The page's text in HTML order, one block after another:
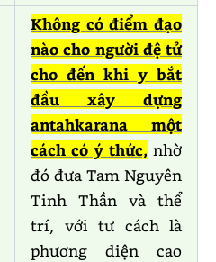
Không có điểm đạo
nào cho người đệ tử
cho đến khi y bắt
đầu xây dựng
antahkarana một
cách có ý thức, nhờ
đó đưa Tam Nguyên
Tinh Thần và thể
trí, với tư cách là
phương diện cao